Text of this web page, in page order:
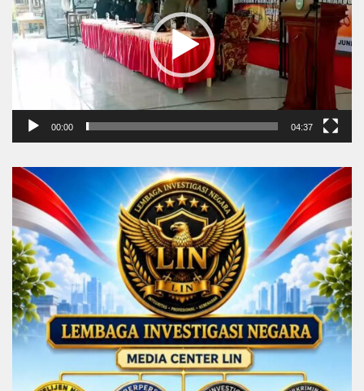
00:00 04:37